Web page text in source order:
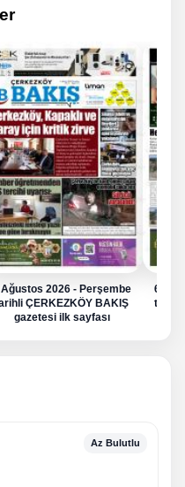
2026 - Perşembe
ÇERKEZKÖY BAKIŞ
gazetesi ilk sayfası
6
tarihli
Az Bulutlu